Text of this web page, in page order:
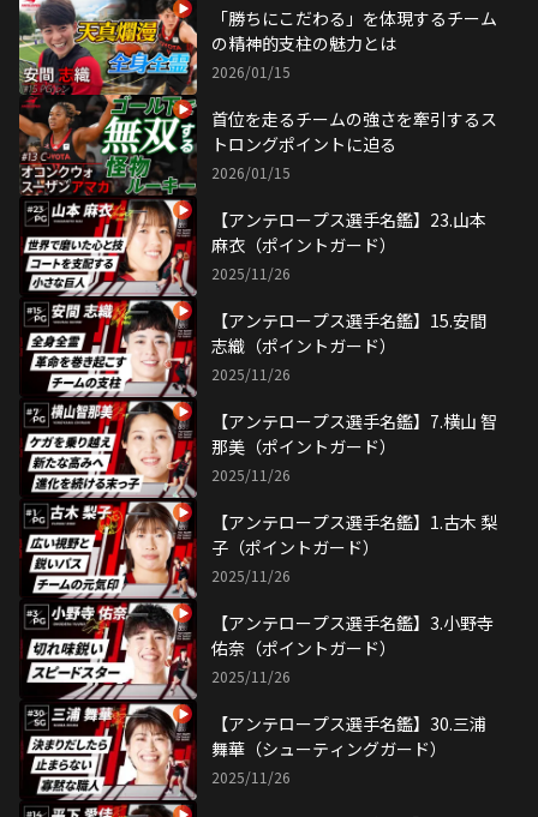
「勝ちにこだわる」を体現するチーム
の精神的支柱の魅力とは
2026/01/15
首位を走るチームの強さを牽引するス
トロングポイントに迫る
2026/01/15
【アンテロープス選手名鑑】23.山本
麻衣（ポイントガード）
2025/11/26
【アンテロープス選手名鑑】15.安間
志織（ポイントガード）
2025/11/26
【アンテロープス選手名鑑】7.横山 智
那美（ポイントガード）
2025/11/26
【アンテロープス選手名鑑】1.古木 梨
子（ポイントガード）
2025/11/26
【アンテロープス選手名鑑】3.小野寺
佑奈（ポイントガード）
2025/11/26
【アンテロープス選手名鑑】30.三浦
舞華（シューティングガード）
2025/11/26